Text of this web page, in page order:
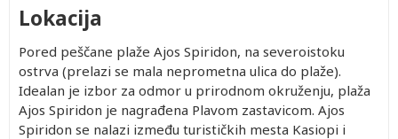
Lokacija
Pored peščane plaže Ajos Spiridon, na severoistoku
ostrva (prelazi se mala neprometna ulica do plaže).
Idealan je izbor za odmor u prirodnom okruženju, plaža
Ajos Spiridon je nagrađena Plavom zastavicom. Ajos
Spiridon se nalazi između turističkih mesta Kasiopi i